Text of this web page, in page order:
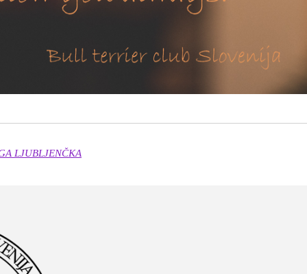
LJUBLJENČKA